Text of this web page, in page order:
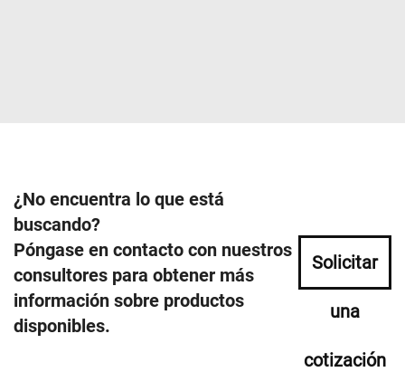
¿No encuentra lo que está
buscando?
Póngase en contacto con nuestros
consultores para obtener más
información sobre productos
disponibles.
Solicitar
una
cotización